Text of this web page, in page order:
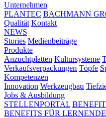
Unternehmen
PLANTEC BACHMANN
Qualität Kontakt
NEWS
Stories Medienbeiträge
Produkte
Anzuchtplatten Kultursysteme
Verkaufsverpackungen Töpfe
Kompetenzen
Innovation Werkzeugbau
Jobs & Ausbildung
STELLENPORTAL
BENEFITS FÜR LERNENDE